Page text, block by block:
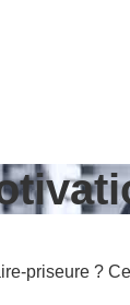
priseure ?